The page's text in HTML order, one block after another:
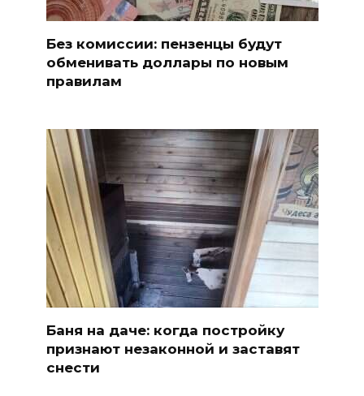
Без комиссии: пензенцы будут
обменивать доллары по новым
правилам
Баня на даче: когда постройку
признают незаконной и заставят
снести